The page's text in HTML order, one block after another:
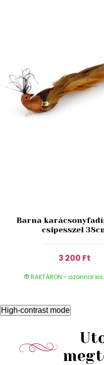
Barna
csipesszel
3 200 Ft
RAKTÁRON - azonnal
High-contrast mode